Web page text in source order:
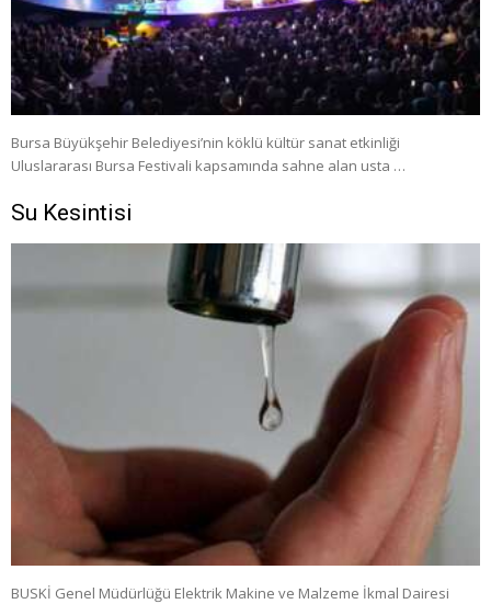
Bursa Büyükşehir Belediyesi’nin köklü kültür sanat etkinliği
Uluslararası Bursa Festivali kapsamında sahne alan usta …
Su Kesintisi
BUSKİ Genel Müdürlüğü Elektrik Makine ve Malzeme İkmal Dairesi